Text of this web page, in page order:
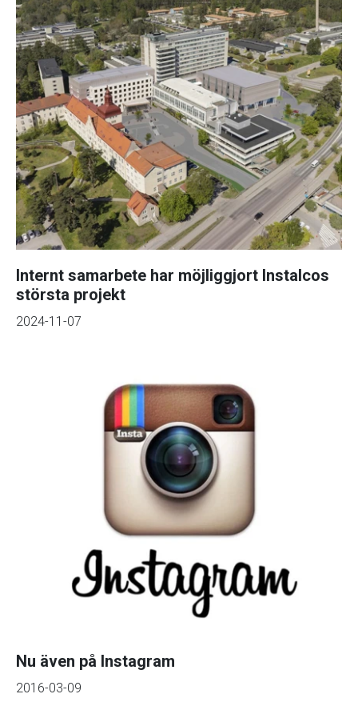
Internt samarbete har möjliggjort Instalcos
största projekt
2024-11-07
Nu även på Instagram
2016-03-09